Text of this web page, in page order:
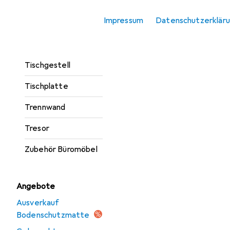
Impressum
Tischgestell
Tischplatte
Trennwand
Tresor
Zubehör Büromöbel
Angebote
Ausverkauf
Bodenschutzmatte